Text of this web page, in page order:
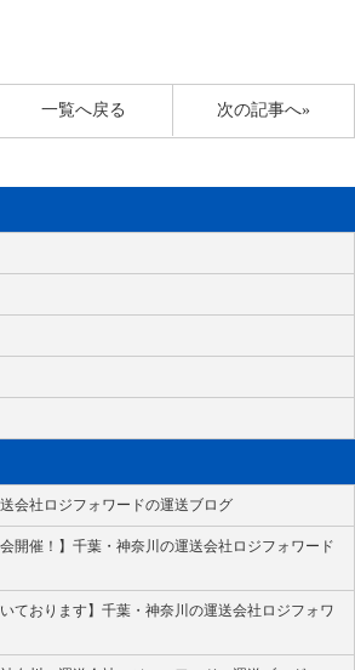
次の記事へ»
一覧へ戻る
会社ロジフォワードの運送ブログ
開催！】千葉・神奈川の運送会社ロジフォワード
ております】千葉・神奈川の運送会社ロジフォワ